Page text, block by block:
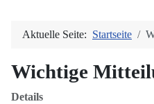
Aktuelle Seite: Startseite
Wichtige
Details